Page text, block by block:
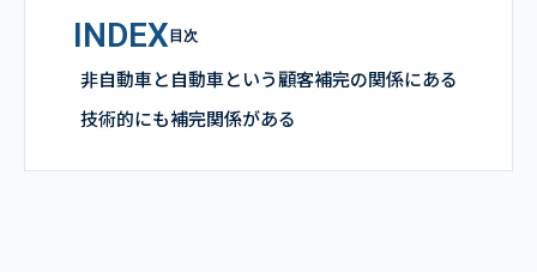
INDEX目次
非自動車と自動車という顧客補完の関係にある
技術的にも補完関係がある